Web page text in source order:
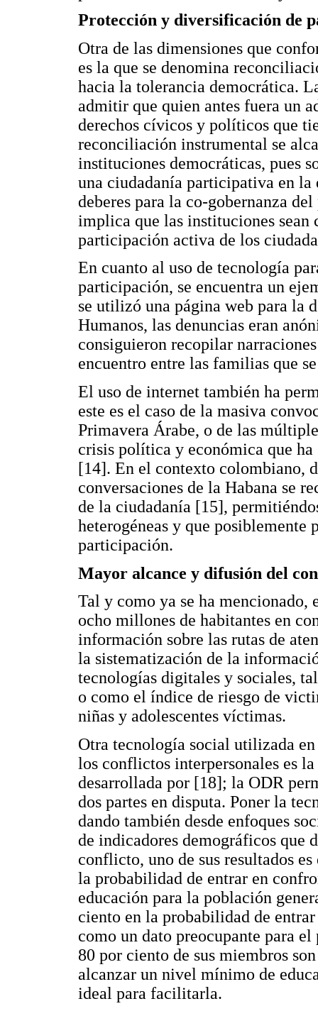
Protección y diversificación de
Otra de las dimensiones que
es la que se denomina
hacia la tolerancia democrática.
admitir que quien antes fuera un
derechos cívicos y políticos que
reconciliación instrumental se
instituciones democráticas, pues
una ciudadanía participativa en la
deberes para la co-gobernanza
implica que las instituciones sean
participación activa de los
En cuanto al uso de tecnología
participación, se encuentra un
se utilizó una página web para la
Humanos, las denuncias eran
consiguieron recopilar
encuentro entre las familias que
El uso de internet también ha
este es el caso de la masiva
Primavera Árabe, o de las
crisis política y económica que
[14]. En el contexto colombiano,
conversaciones de la Habana se
de la ciudadanía [15],
heterogéneas y que
participación.
Mayor alcance y difusión del
Tal y como ya se ha
ocho millones de habitantes en
información sobre las rutas de
la sistematización de la
tecnologías digitales y sociales,
o como el índice de riesgo de
niñas y adolescentes víctimas.
Otra tecnología social utilizada
los conflictos interpersonales es
desarrollada por [18]; la ODR
dos partes en disputa. Poner la
dando también desde enfoques
de indicadores demográficos que
conflicto, uno de sus resultados
la probabilidad de entrar en
educación para la población
ciento en la probabilidad de
como un dato preocupante para
80 por ciento de sus miembros
alcanzar un nivel mínimo de
ideal para facilitarla.